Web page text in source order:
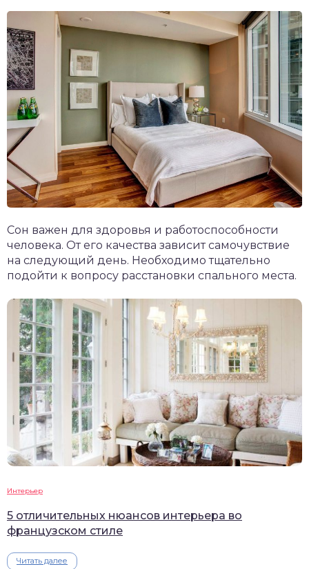
Сон важен для здоровья и работоспособности
человека. От его качества зависит самочувствие
на следующий день. Необходимо тщательно
подойти к вопросу расстановки спального места.
Интерьер
5 отличительных нюансов интерьера во
французском стиле
Читать далее